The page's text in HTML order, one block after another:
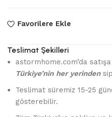
Favorilere Ekle
Teslimat Şekilleri
astormhome.com’da
Türkiye’nin her yerinden
Teslimat süremiz 15-25
gösterebilir.